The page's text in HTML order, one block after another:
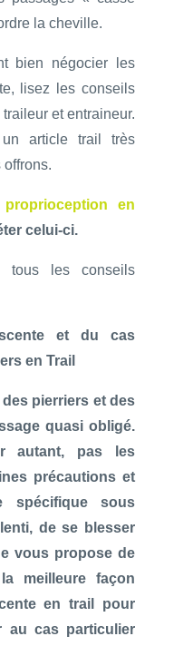
la cheville.
bien négocier les
lisez les conseils
et entraineur.
un article trail très
en
celui-ci.
tous les conseils
et du cas
en Trail
pierriers et des
quasi obligé.
autant, pas les
précautions et
spécifique sous
de se blesser
vous propose de
meilleure façon
en trail pour
au cas particulier